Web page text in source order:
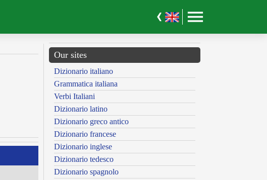
Our sites
Dizionario italiano
Grammatica italiana
Verbi Italiani
Dizionario latino
Dizionario greco antico
Dizionario francese
Dizionario inglese
Dizionario tedesco
Dizionario spagnolo